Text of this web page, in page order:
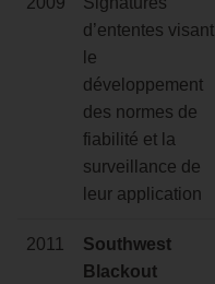
d’ententes visant
le
développement
des normes de
fiabilité et la
surveillance de
leur application
2011
Southwest
Blackout